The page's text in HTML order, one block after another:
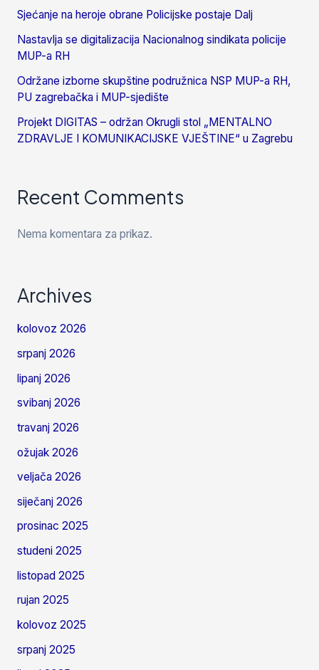
Sjećanje na heroje obrane Policijske postaje Dalj
Nastavlja se digitalizacija Nacionalnog sindikata policije
MUP-a RH
Održane izborne skupštine podružnica NSP MUP-a RH,
PU zagrebačka i MUP-sjedište
Projekt DIGITAS – održan Okrugli stol „MENTALNO
ZDRAVLJE I KOMUNIKACIJSKE VJEŠTINE“ u Zagrebu
Recent Comments
Nema komentara za prikaz.
Archives
kolovoz 2026
srpanj 2026
lipanj 2026
svibanj 2026
travanj 2026
ožujak 2026
veljača 2026
siječanj 2026
prosinac 2025
studeni 2025
listopad 2025
rujan 2025
kolovoz 2025
srpanj 2025